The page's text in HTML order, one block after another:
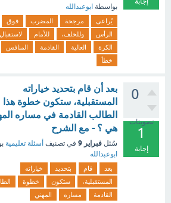
بواسطة ابوعبدالله
يُراعى مرجحة المضرب
فوق
الرأس
وللخلف، للأمام
لاستقبال
الكرة
العالية القادمة
المنافس
خطأ
0
تصويتات
1
إجابة
بعد أن قام بتحديد خياراته
المستقبلية، ستكون خطوة هذا
الطالب القادمة في مساره
هي ؟ - مع الشرح
سُئل فبراير 9 في تصنيف أسئلة تعليمية
ابوعبدالله
بعد قام بتحديد
خياراته
المستقبلية،
ستكون خطوة
القادمة
مساره المهني